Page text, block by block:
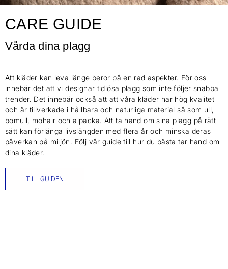
CARE GUIDE
Vårda dina plagg
Att kläder kan leva länge beror på en rad aspekter. För oss
innebär det att vi designar tidlösa plagg som inte följer snabba
trender. Det innebär också att att våra kläder har hög kvalitet
och är tillverkade i hållbara och naturliga material så som ull,
bomull, mohair och alpacka. Att ta hand om sina plagg på rätt
sätt kan förlänga livslängden med flera år och minska deras
påverkan på miljön. Följ vår guide till hur du bästa tar hand om
dina kläder.
TILL GUIDEN